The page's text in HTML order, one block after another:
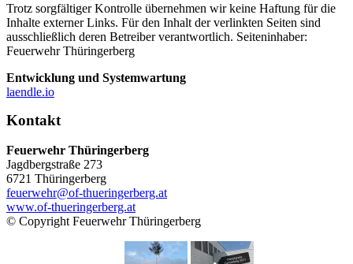
Trotz sorgfältiger Kontrolle übernehmen wir keine Haftung für die
Inhalte externer Links. Für den Inhalt der verlinkten Seiten sind
ausschließlich deren Betreiber verantwortlich. Seiteninhaber:
Feuerwehr Thüringerberg
Entwicklung und Systemwartung
laendle.io
Kontakt
Feuerwehr Thüringerberg
Jagdbergstraße 273
6721 Thüringerberg
feuerwehr@of-thueringerberg.at
www.of-thueringerberg.at
© Copyright Feuerwehr Thüringerberg